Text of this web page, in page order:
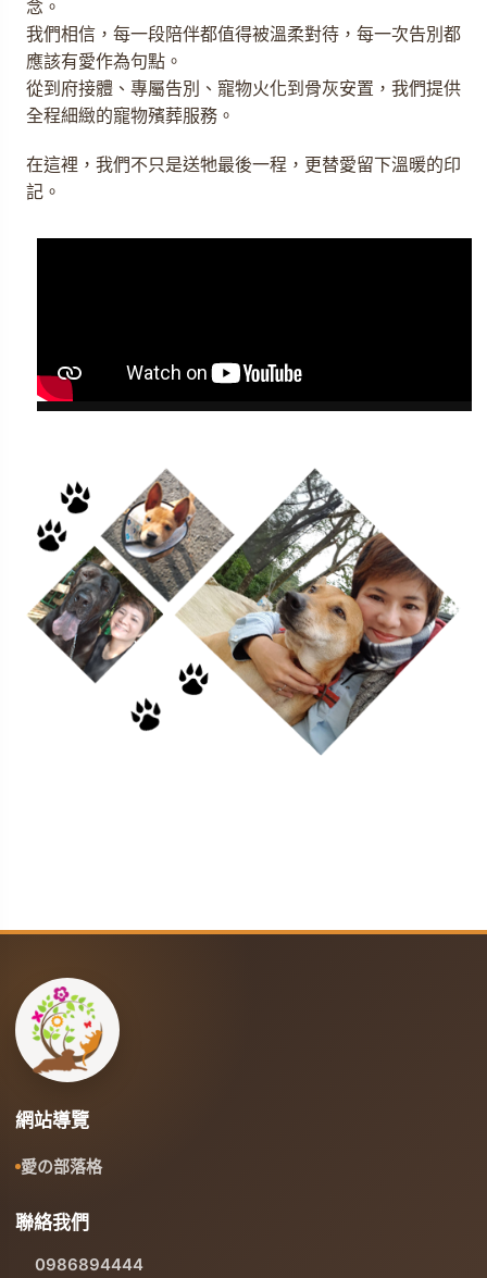
念。
我們相信，每一段陪伴都值得被溫柔對待，每一次告別都
應該有愛作為句點。
從到府接體、專屬告別、寵物火化到骨灰安置，我們提供
全程細緻的寵物殯葬服務。
在這裡，我們不只是送牠最後一程，更替愛留下溫暖的印
記。
網站導覽
愛の部落格
聯絡我們
0986894444